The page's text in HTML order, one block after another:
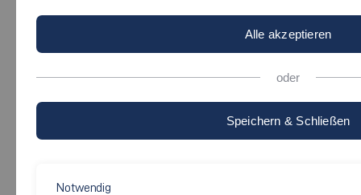
Alle akzeptieren
oder
Speichern & Schließen
Notwendig